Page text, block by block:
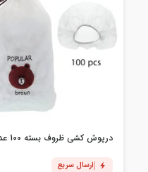
درپوش کشی ظروف بسته 100 عددی
ارسال سریع